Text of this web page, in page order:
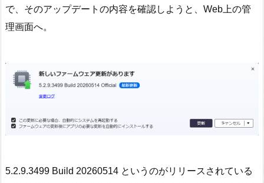
で、そのアップデートの内容を確認しようと、Web上の管
理画面へ。
5.2.9.3499 Build 20260514 というのがリリースされている